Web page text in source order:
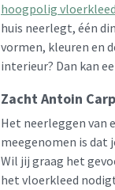
hoogpolig vloerkleed
huis neerlegt, één
vormen, kleuren en
interieur? Dan kan
Zacht Antoin
Het neerleggen van
meegenomen is dat
Wil jij graag het
het vloerkleed